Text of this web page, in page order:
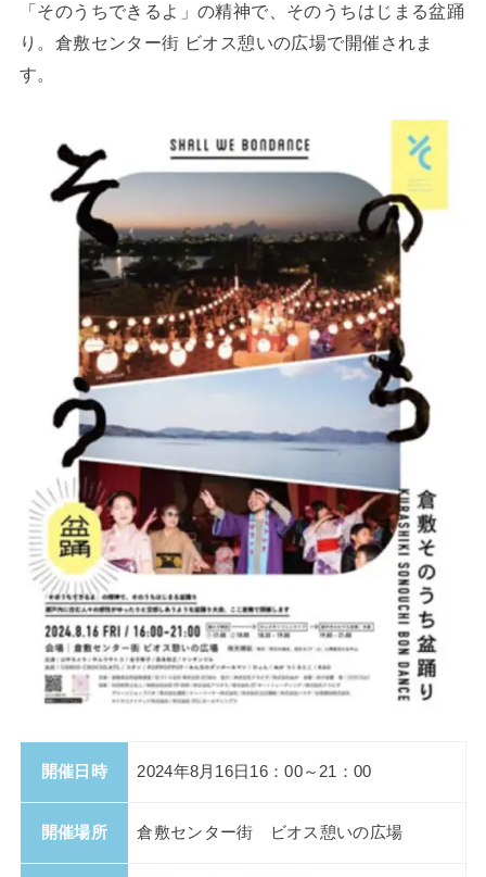
「そのうちできるよ」の精神で、そのうちはじまる盆踊
り。倉敷センター街 ビオス憩いの広場で開催されま
す。
開催日時 2024年8月16日16：00～21：00
開催場所 倉敷センター街 ビオス憩いの広場